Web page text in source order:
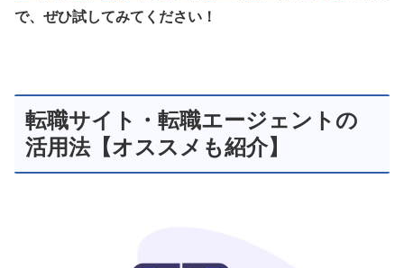
で、ぜひ試してみてください！
転職サイト・転職エージェントの
活用法【オススメも紹介】